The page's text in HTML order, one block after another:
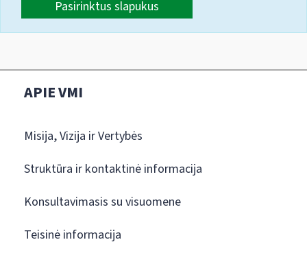
Pasirinktus slapukus
APIE VMI
Misija, Vizija ir Vertybės
Struktūra ir kontaktinė informacija
Konsultavimasis su visuomene
Teisinė informacija